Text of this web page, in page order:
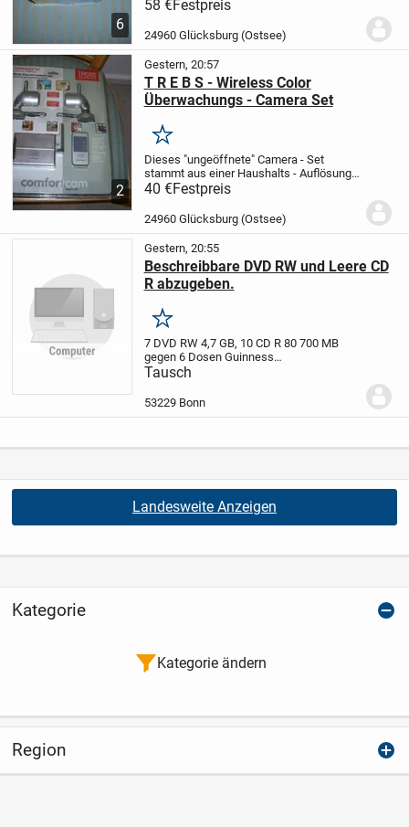
6
€ .Die Details entnehmen sie bitte den
Bei Versendung erfolgt die
Bezahlung nür über Paypal/Freunde.
Porto...
58 €Festpreis
24960 Glücksburg (Ostsee)
2
Gestern, 20:57
T R E B S - Wireless Color
Überwachungs - Camera Set
Merken
Dieses "ungeöffnete" Camera - Set
stammt aus einer Haushalts - Auflösung.
Die Verpackung ist noch nie geöffnet
Die Beschreibung und Daten zur
Installation kann man den Fotos
Der...
40 €Festpreis
24960 Glücksburg (Ostsee)
Gestern, 20:55
Beschreibbare DVD RW und Leere CD
R abzugeben.
Merken
7 DVD RW 4,7 GB, 10 CD R 80 700 MB
gegen 6 Dosen Guinness
Tausch
53229 Bonn
Landesweite Anzeigen
Kategorie
Kategorie ändern
Region